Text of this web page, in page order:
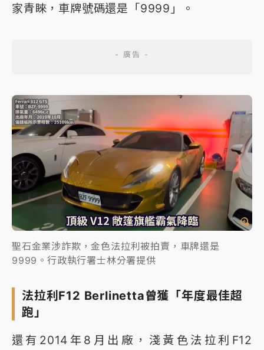
家青睞，車牌號碼還是「9999」。
聖石金業涉詐欺，金色法拉利被拍賣，車牌還是
9999。行政執行署士林分署提供
法拉利F12 Berlinetta曾獲「年度最佳超
跑」
還有2014年8月出廠，淺黃色法拉利F12